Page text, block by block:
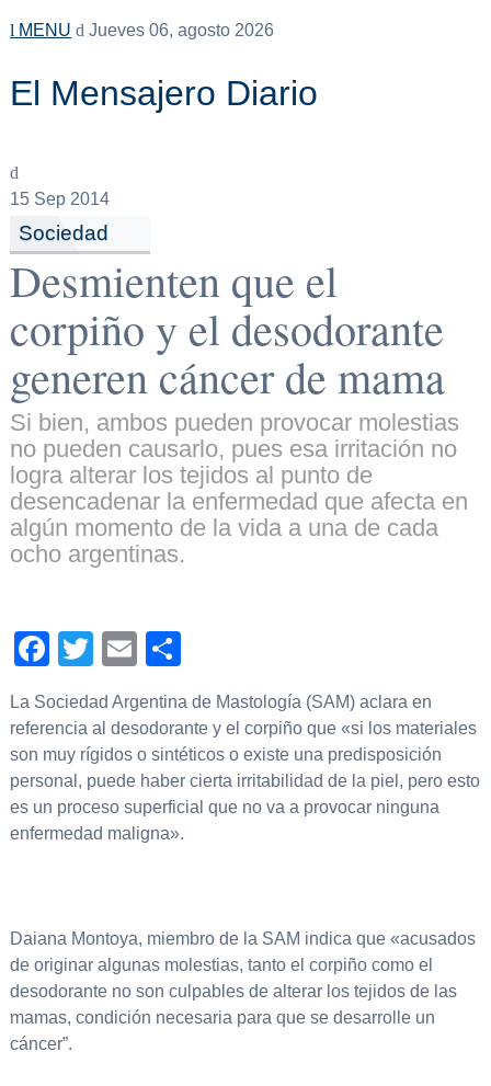
MENU Jueves 06, agosto 2026
El Mensajero Diario
15Sep 2014
Sociedad
Desmienten que el
corpiño y el desodorante
generen cáncer de mama
Si bien, ambos pueden provocar molestias
no pueden causarlo, pues esa irritación no
logra alterar los tejidos al punto de
desencadenar la enfermedad que afecta en
algún momento de la vida a una de cada
ocho argentinas.
Facebook
TwitterEmail
La Sociedad Argentina de Mastología (SAM) aclara en
referencia al desodorante y el corpiño que «si los materiales
son muy rígidos o sintéticos o existe una predisposición
personal, puede haber cierta irritabilidad de la piel, pero esto
es un proceso superficial que no va a provocar ninguna
enfermedad maligna».
Daiana Montoya, miembro de la SAM indica que «acusados
de originar algunas molestias, tanto el corpiño como el
desodorante no son culpables de alterar los tejidos de las
mamas, condición necesaria para que se desarrolle un
cáncer”.